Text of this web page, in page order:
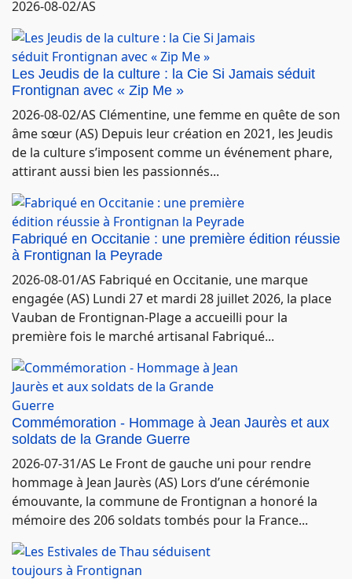
2026-08-02/AS
Les Jeudis de la culture : la Cie Si Jamais séduit
Frontignan avec « Zip Me »
2026-08-02/AS Clémentine, une femme en quête de son
âme sœur (AS) Depuis leur création en 2021, les Jeudis
de la culture s’imposent comme un événement phare,
attirant aussi bien les passionnés...
Fabriqué en Occitanie : une première édition réussie
à Frontignan la Peyrade
2026-08-01/AS Fabriqué en Occitanie, une marque
engagée (AS) Lundi 27 et mardi 28 juillet 2026, la place
Vauban de Frontignan-Plage a accueilli pour la
première fois le marché artisanal Fabriqué...
Commémoration - Hommage à Jean Jaurès et aux
soldats de la Grande Guerre
2026-07-31/AS Le Front de gauche uni pour rendre
hommage à Jean Jaurès (AS) Lors d’une cérémonie
émouvante, la commune de Frontignan a honoré la
mémoire des 206 soldats tombés pour la France...